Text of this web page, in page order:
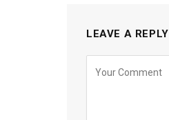
LEAVE A REPLY